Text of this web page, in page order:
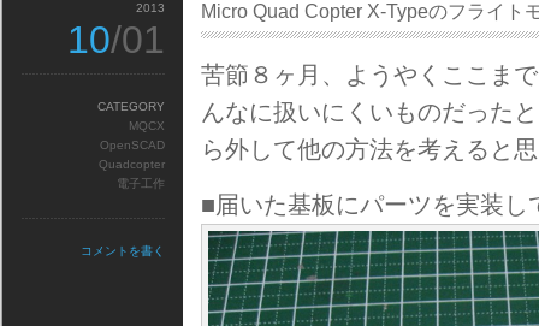
Micro Quad Copter X-Typeのフライト
苦節８ヶ月、ようやくここま
んなに扱いにくいものだった
ら外して他の方法を考えると
■届いた基板にパーツを実装し
2013
10/01
CATEGORY
MQCX
OpenSCAD
Quadcopter
電子工作
コメントを書く